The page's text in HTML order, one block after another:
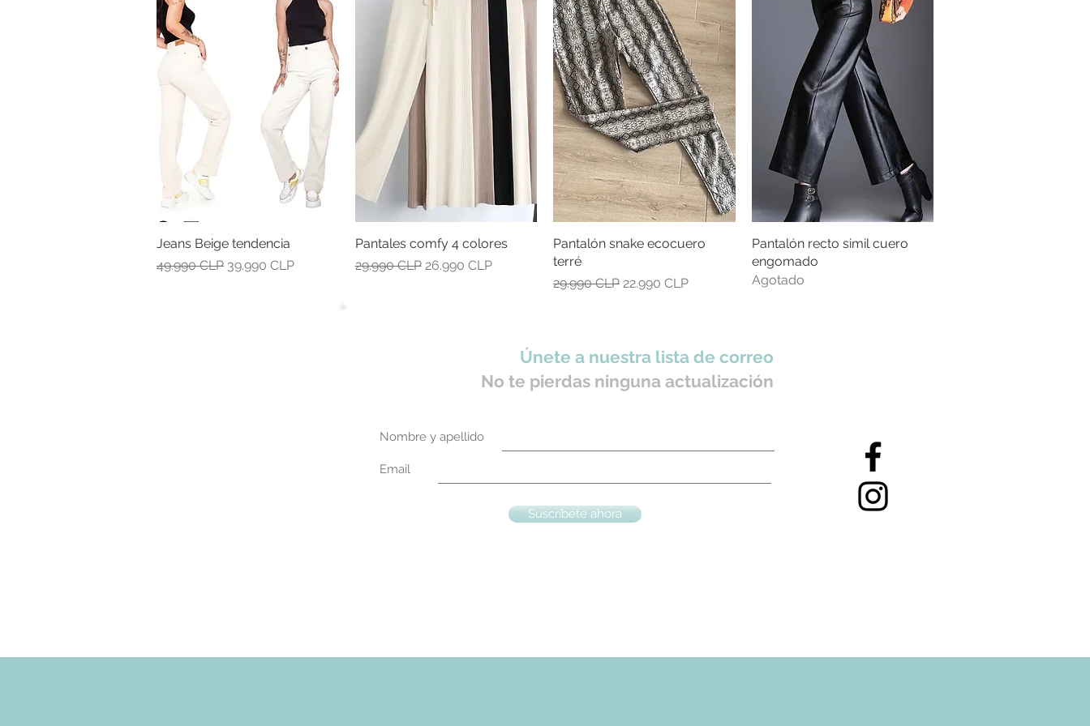
Vista rápida
Jeans Beige tendencia
Precio
49.990 CLP Precio de oferta
39.990 CLP
Vista rápida
Pantales comfy 4 colores
Precio
29.990 CLP Precio de oferta
26.990 CLP
Vista rápida
Pantalón snake ecocuero
terré
Precio
29.990 CLP Precio de oferta
22.990 CLP
Vista rápida
Pantalón recto simil cuero
engomado
Agotado
Únete a nuestra lista de correo
No te pierdas ninguna actualización
Nombre y apellido
Email
Suscríbete ahora